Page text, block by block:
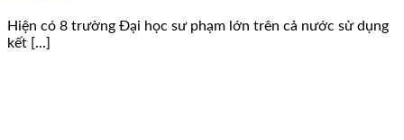
Hiện có 8 trường Đại học sư phạm lớn trên cả nước sử dụng
kết [...]